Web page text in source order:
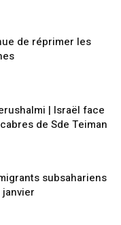
de réprimer les
| Israël face
de Sde Teiman
subsahariens